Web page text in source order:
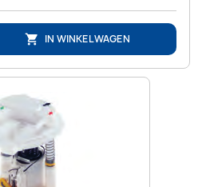
 IN WINKELWAGEN